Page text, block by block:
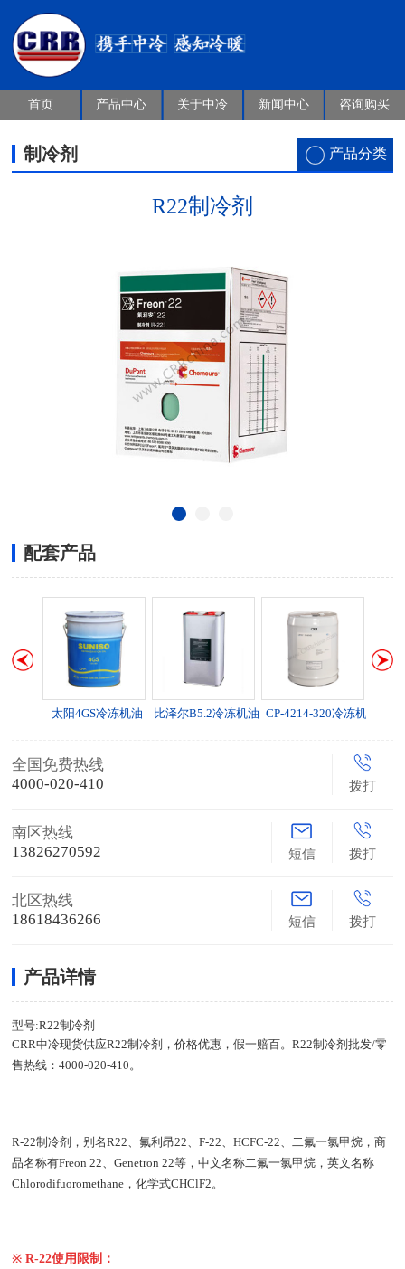
首页 产品中心 关于中冷 新闻中心 咨询购买
制冷剂 产品分类
R22制冷剂
配套产品
太阳4GS冷冻机油 比泽尔B5.2冷冻机油 CP-4214-320冷冻机
全国免费热线
4000-020-410
拨打
南区热线
13826270592
短信 拨打
北区热线
18618436266
短信 拨打
产品详情
型号:R22制冷剂
CRR中冷现货供应R22制冷剂，价格优惠，假一赔百。R22制冷剂批发/零
售热线：4000-020-410。
R-22制冷剂，别名R22、氟利昂22、F-22、HCFC-22、二氟一氯甲烷，商
品名称有Freon 22、Genetron 22等，中文名称二氟一氯甲烷，英文名称
Chlorodifuoromethane，化学式CHClF2。
※R-22使用限制：